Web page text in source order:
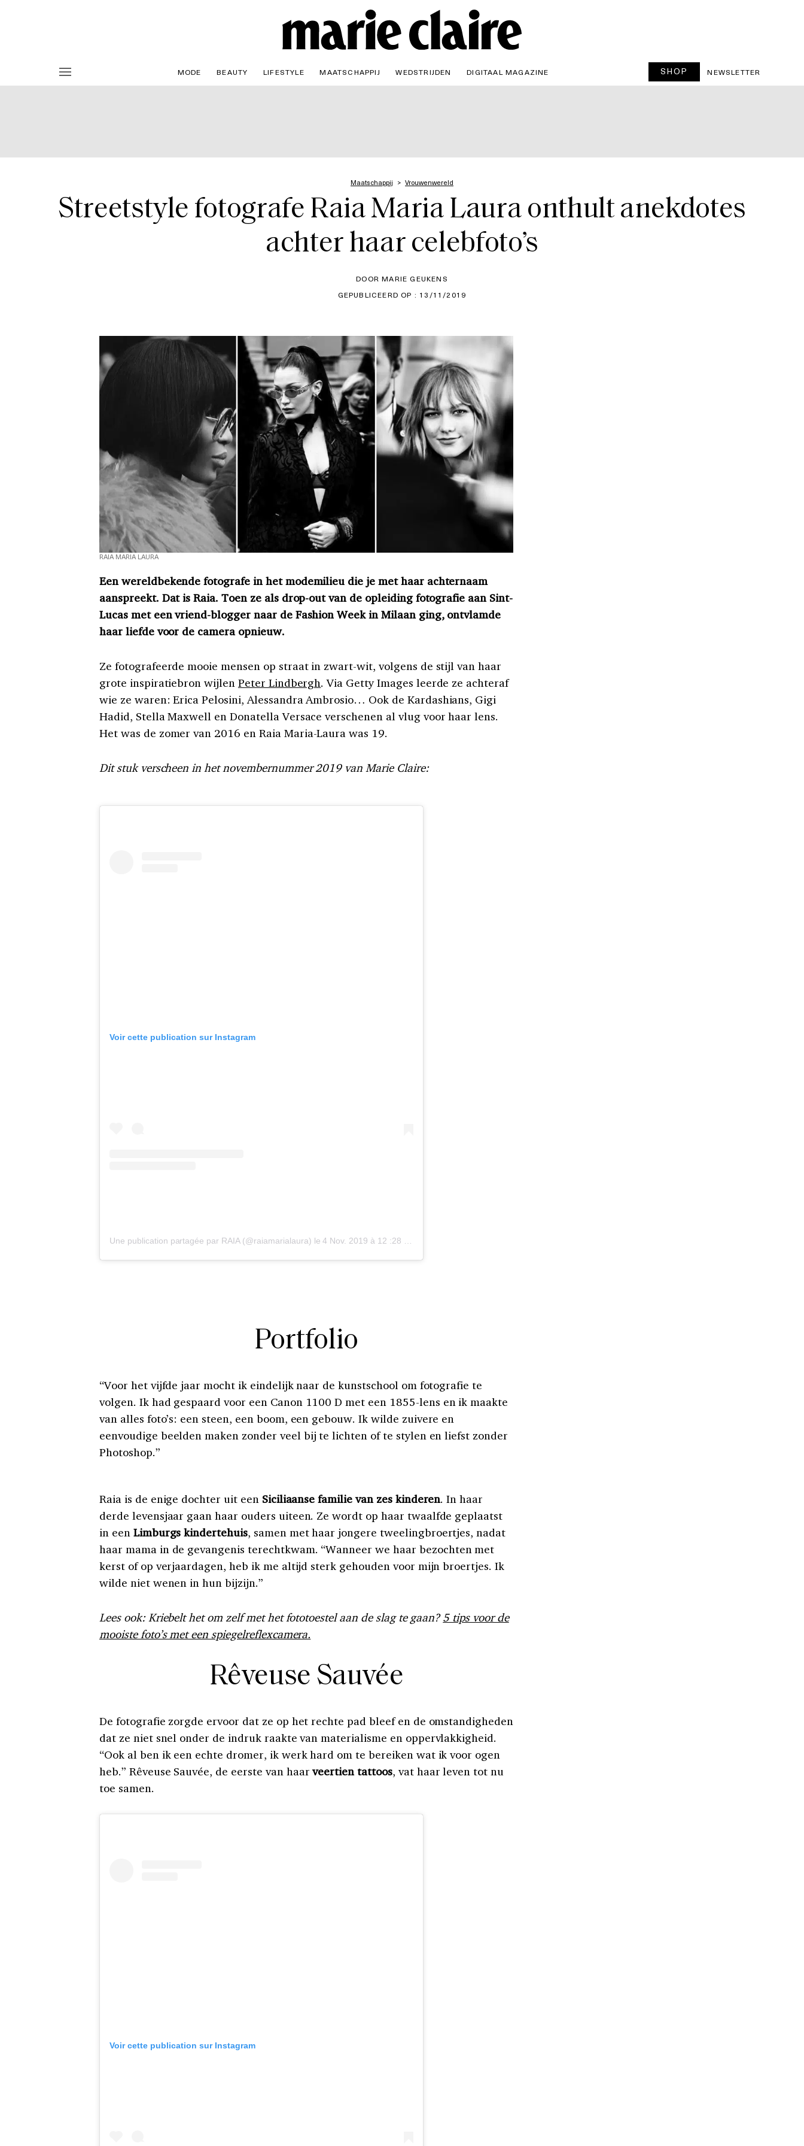
MODE BEAUTY LIFESTYLE MAATSCHAPPIJ WEDSTRIJDEN DIGITAAL MAGAZINE SHOP NEWSLETTER
Maatschappij Vrouwenwereld
Streetstyle fotografe Raia Maria Laura onthult anekdotes
achter haar celebfoto’s
DOOR MARIE GEUKENS
GEPUBLICEERD OP : 13/11/2019
RAIA MARIA LAURA
Een wereldbekende fotografe in het modemilieu die je met haar achternaam
aanspreekt. Dat is Raia. Toen ze als drop-out van de opleiding fotografie aan Sint-
Lucas met een vriend-blogger naar de Fashion Week in Milaan ging, ontvlamde
haar liefde voor de camera opnieuw.
Ze fotografeerde mooie mensen op straat in zwart-wit, volgens de stijl van haar
grote inspiratiebron wijlen Peter Lindbergh. Via Getty Images leerde ze achteraf
wie ze waren: Erica Pelosini, Alessandra Ambrosio… Ook de Kardashians, Gigi
Hadid, Stella Maxwell en Donatella Versace verschenen al vlug voor haar lens.
Het was de zomer van 2016 en Raia Maria-Laura was 19.
Dit stuk verscheen in het novembernummer 2019 van Marie Claire:
Voir cette publication sur Instagram
Une publication partagée par RAIA (@raiamarialaura) le4 Nov. 2019 à 12 :28 PST
Portfolio
“Voor het vijfde jaar mocht ik eindelijk naar de kunstschool om fotografie te
volgen. Ik had gespaard voor een Canon 1100 D met een 1855-lens en ik maakte
van alles foto’s: een steen, een boom, een gebouw. Ik wilde zuivere en
eenvoudige beelden maken zonder veel bij te lichten of te stylen en liefst zonder
Photoshop.”
Raia is de enige dochter uit een Siciliaanse familie van zes kinderen. In haar
derde levensjaar gaan haar ouders uiteen. Ze wordt op haar twaalfde geplaatst
in een Limburgs kindertehuis, samen met haar jongere tweelingbroertjes, nadat
haar mama in de gevangenis terechtkwam. “Wanneer we haar bezochten met
kerst of op verjaardagen, heb ik me altijd sterk gehouden voor mijn broertjes. Ik
wilde niet wenen in hun bijzijn.”
Lees ook: Kriebelt het om zelf met het fototoestel aan de slag te gaan?5 tips voor de
mooiste foto’s met een spiegelreflexcamera.
Rêveuse Sauvée
De fotografie zorgde ervoor dat ze op het rechte pad bleef en de omstandigheden
dat ze niet snel onder de indruk raakte van materialisme en oppervlakkigheid.
“Ook al ben ik een echte dromer, ik werk hard om te bereiken wat ik voor ogen
heb.” Rêveuse Sauvée, de eerste van haarveertien tattoos, vat haar leven tot nu
toe samen.
Voir cette publication sur Instagram